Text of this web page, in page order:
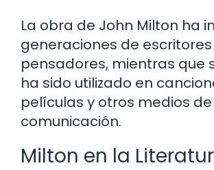
La obra de John Milton ha
generaciones de
pensadores, mientras que
ha sido utilizado en
películas y otros medios de
comunicación.
Milton en la